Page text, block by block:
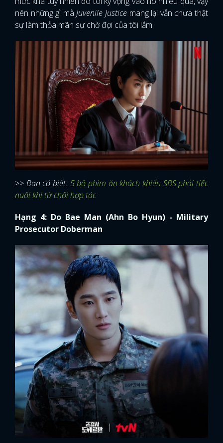
nên những gì màJuvenile Justice mang lại vẫn chưa thật
sự làm thỏa mãn sự chờ đợi của tôi lắm.
>> Bạn có biết: 5 bộ phim ăn khách khiến SBS phải tiếc
nuối khi từ chối hợp tác
Hạng 4: Do Bae Man (Ahn Bo Hyun) - Military
Prosecutor Doberman